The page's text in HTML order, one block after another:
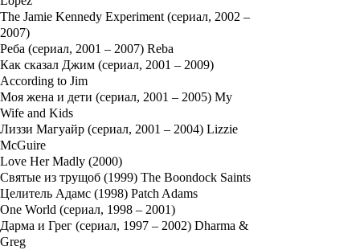
The Jamie Kennedy Experiment (сериал, 2002 –
2007)
Реба (сериал, 2001 – 2007) Reba
Как сказал Джим (сериал, 2001 – 2009)
According to Jim
Моя жена и дети (сериал, 2001 – 2005) My
Wife and Kids
Лиззи Магуайр (сериал, 2001 – 2004) Lizzie
McGuire
Love Her Madly (2000)
Святые из трущоб (1999) The Boondock Saints
Целитель Адамс (1998) Patch Adams
One World (сериал, 1998 – 2001)
Дарма и Грег (сериал, 1997 – 2002) Dharma &
Greg